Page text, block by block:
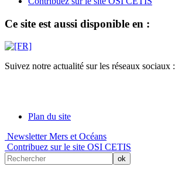
Ce site est aussi disponible en :
Suivez notre actualité sur les réseaux sociaux :
Plan du site
Newsletter Mers et Océans
Contribuez sur le site OSI CETIS